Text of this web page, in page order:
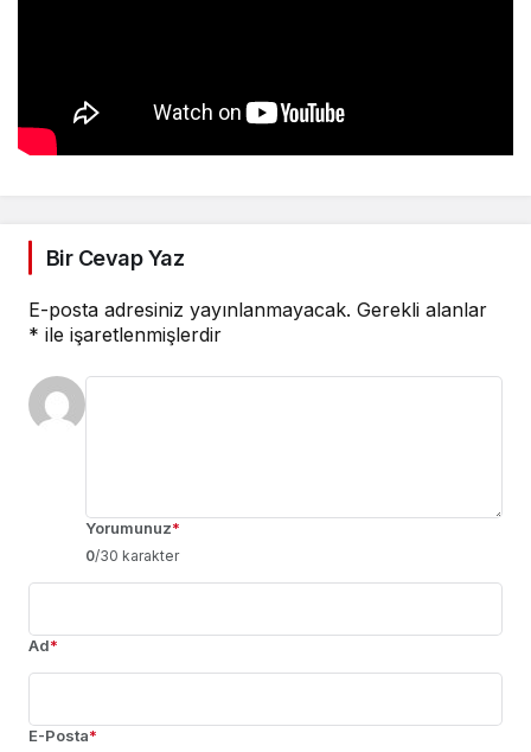
Bir Cevap Yaz
E-posta adresiniz yayınlanmayacak. Gerekli alanlar
* ile işaretlenmişlerdir
Yorumunuz*
0/30 karakter
Ad*
E-Posta*